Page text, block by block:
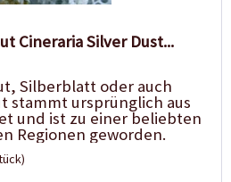
Cineraria Silver Dust...
Silberblatt oder auch
stammt ursprünglich aus
und ist zu einer beliebten
Regionen geworden.